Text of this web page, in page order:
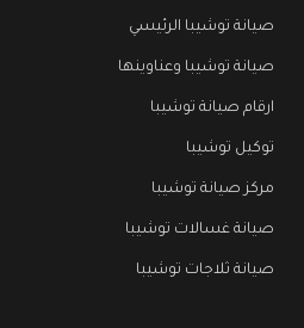
صيانة توشيبا الرئيسي
صيانة توشيبا وعناوينها
ارقام صيانة توشيبا
توكيل توشيبا
مركز صيانة توشيبا
صيانة غسالات توشيبا
صيانة ثلاجات توشيبا